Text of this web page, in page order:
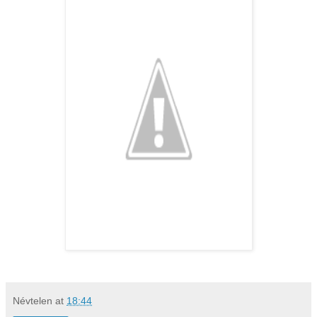
Névtelen at 18:44